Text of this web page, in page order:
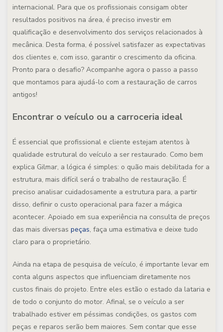
internacional. Para que os profissionais consigam obter
resultados positivos na área, é preciso investir em
qualificação e desenvolvimento dos serviços relacionados à
mecânica. Desta forma, é possível satisfazer as expectativas
dos clientes e, com isso, garantir o crescimento da oficina.
Pronto para o desafio? Acompanhe agora o passo a passo
que montamos para ajudá-lo com a restauração de carros
antigos!
Encontrar o veículo ou a carroceria ideal
É essencial que profissional e cliente estejam atentos à
qualidade estrutural do veículo a ser restaurado. Como bem
explica Gilmar, a lógica é simples: o quão mais debilitada for a
estrutura, mais difícil será o trabalho de restauração. É
preciso analisar cuidadosamente a estrutura para, a partir
disso, definir o custo operacional para fazer a mágica
acontecer. Apoiado em sua experiência na consulta de preços
das mais diversas peças, faça uma estimativa e deixe tudo
claro para o proprietário.
Ainda na etapa de pesquisa de veículo, é importante levar em
conta alguns aspectos que influenciam diretamente nos
custos finais do projeto. Entre eles estão o estado da lataria e
de todo o conjunto do motor. Afinal, se o veículo a ser
trabalhado estiver em péssimas condições, os gastos com
peças e reparos serão bem maiores. Sem contar que esse